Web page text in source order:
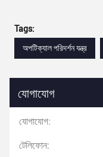
Tags:
অপটিক্যাল পরিদর্শন যন্ত্র
যোগাযোগ
যোগাযোগ:
টেলিফোন: